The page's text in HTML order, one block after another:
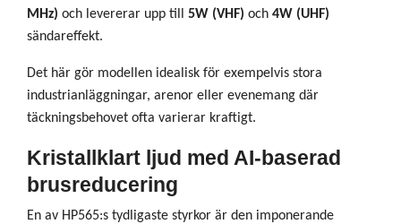
MHz) och levererar upp till 5W (VHF) och 4W (UHF)
sändareffekt.
Det här gör modellen idealisk för exempelvis stora
industrianläggningar, arenor eller evenemang där
täckningsbehovet ofta varierar kraftigt.
Kristallklart ljud med AI‑baserad
brusreducering
En av HP565:s tydligaste styrkor är den imponerande